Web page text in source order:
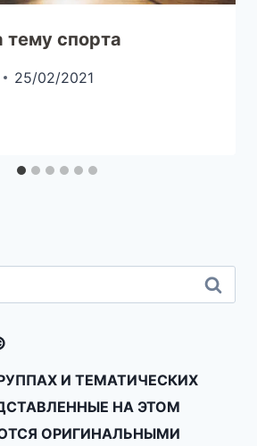
тему спорта
25/02/2021
И ТЕМАТИЧЕСКИХ
НА ЭТОМ
ОРИГИНАЛЬНЫМИ